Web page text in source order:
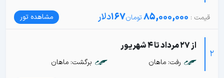
85,000,000
167دلار مشاهده تور
2
از 27 مرداد تا 4 شهریور
رفت: ماهان برگشت: ماهان